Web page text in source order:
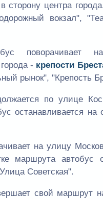
сторону центра
вокзал",
- крепости
рынок", "Крепость
по улице
останавливается
на улицу
маршрута автобус
Советская".
свой маршрут